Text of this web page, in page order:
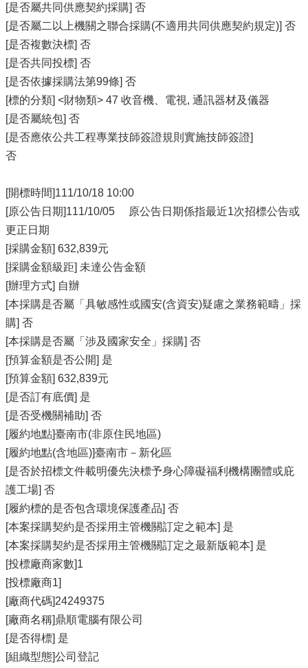
[是否屬共同供應契約採購] 否
[是否屬二以上機關之聯合採購(不適用共同供應契約規定)] 否
[是否複數決標] 否
[是否共同投標] 否
[是否依據採購法第99條] 否
[標的分類] <財物類> 47 收音機、電視, 通訊器材及儀器
[是否屬統包] 否
[是否應依公共工程專業技師簽證規則實施技師簽證]
否
[開標時間]111/10/18 10:00
[原公告日期]111/10/05 原公告日期係指最近1次招標公告或
更正日期
[採購金額] 632,839元
[採購金額級距] 未達公告金額
[辦理方式] 自辦
[本採購是否屬「具敏感性或國安(含資安)疑慮之業務範疇」採
購] 否
[本採購是否屬「涉及國家安全」採購] 否
[預算金額是否公開] 是
[預算金額] 632,839元
[是否訂有底價] 是
[是否受機關補助] 否
[履約地點]臺南市(非原住民地區)
[履約地點(含地區)]臺南市－新化區
[是否於招標文件載明優先決標予身心障礙福利機構團體或庇
護工場] 否
[履約標的是否包含環境保護產品] 否
[本案採購契約是否採用主管機關訂定之範本] 是
[本案採購契約是否採用主管機關訂定之最新版範本] 是
[投標廠商家數]1
[投標廠商1]
[廠商代碼]24249375
[廠商名稱]鼎順電腦有限公司
[是否得標] 是
[組織型態]公司登記